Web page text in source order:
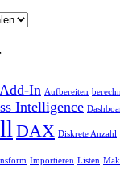
Add-In Aufbereiten
Intelligence
DAX Diskrete Anzahl
Importieren Listen